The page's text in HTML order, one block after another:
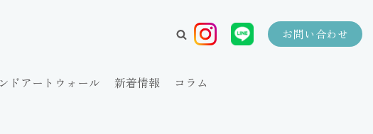
お問い合わせ
ドアートウォール 新着情報 コラム